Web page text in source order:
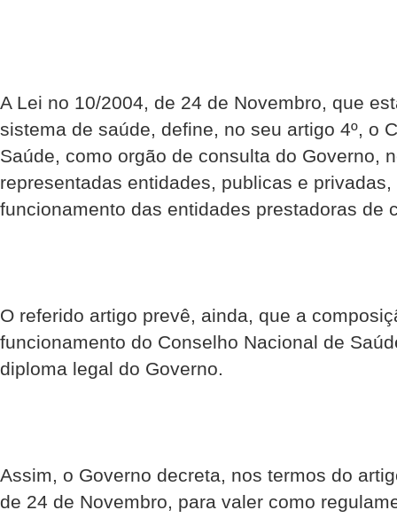
A Lei no 10/2004, de 24 de Novembro, que
sistema de saúde, define, no seu artigo 4º, o
Saúde, como orgão de consulta do Governo,
representadas entidades, publicas e
funcionamento das entidades prestadoras de
O referido artigo prevê, ainda, que a
funcionamento do Conselho Nacional de
diploma legal do Governo.
Assim, o Governo decreta, nos termos do
de 24 de Novembro, para valer como